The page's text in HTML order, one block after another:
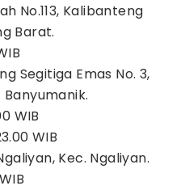
No.113, Kalibanteng
Barat.
Segitiga Emas No. 3,
WIB
WIB
Kec. Ngaliyan.